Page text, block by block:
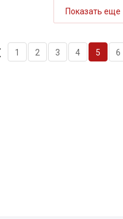
Показать еще
1 2 3 4 5 6